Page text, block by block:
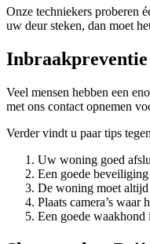
Onze techniekers proberen
uw deur steken, dan moet
Inbraakpreventie
Veel mensen hebben een
met ons contact opnemen
Verder vindt u paar tips
Uw woning goed
Een goede
De woning moet
Plaats camera’s waar
Een goede